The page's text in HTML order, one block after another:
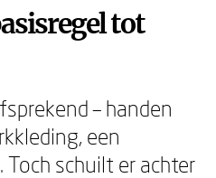
tot
– handen
een
schuilt er achter